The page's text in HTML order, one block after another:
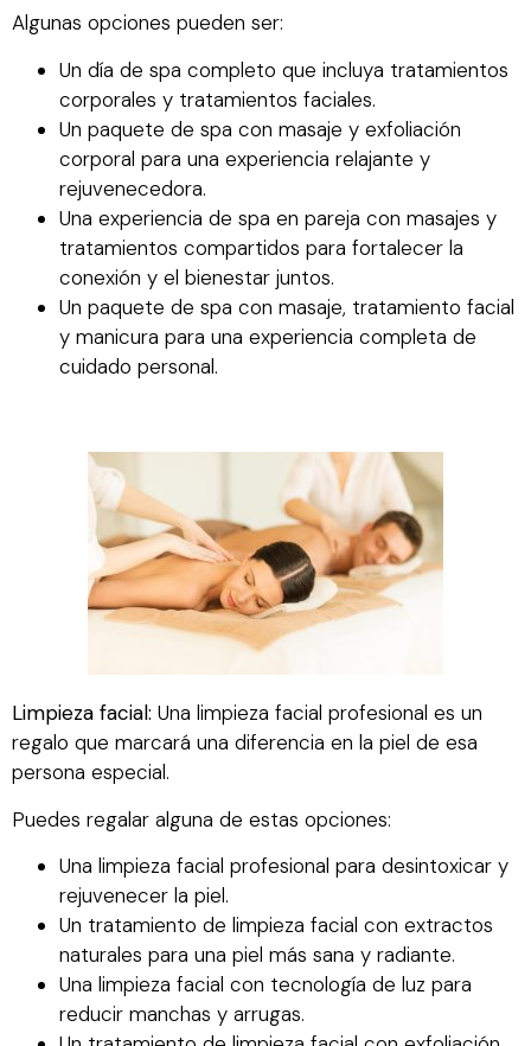
Algunas opciones pueden ser:
Un día de spa completo que incluya tratamientos
corporales y tratamientos faciales.
Un paquete de spa con masaje y exfoliación
corporal para una experiencia relajante y
rejuvenecedora.
Una experiencia de spa en pareja con masajes y
tratamientos compartidos para fortalecer la
conexión y el bienestar juntos.
Un paquete de spa con masaje, tratamiento facial
y manicura para una experiencia completa de
cuidado personal.
Limpieza facial: Una limpieza facial profesional es un
regalo que marcará una diferencia en la piel de esa
persona especial.
Puedes regalar alguna de estas opciones:
Una limpieza facial profesional para desintoxicar y
rejuvenecer la piel.
Un tratamiento de limpieza facial con extractos
naturales para una piel más sana y radiante.
Una limpieza facial con tecnología de luz para
reducir manchas y arrugas.